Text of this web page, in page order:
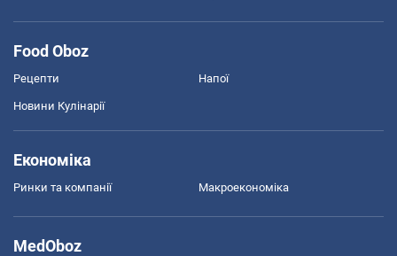
Food Oboz
Рецепти Напої
Новини Кулінарії
Економіка
Ринки та компанії Макроекономіка
MedOboz